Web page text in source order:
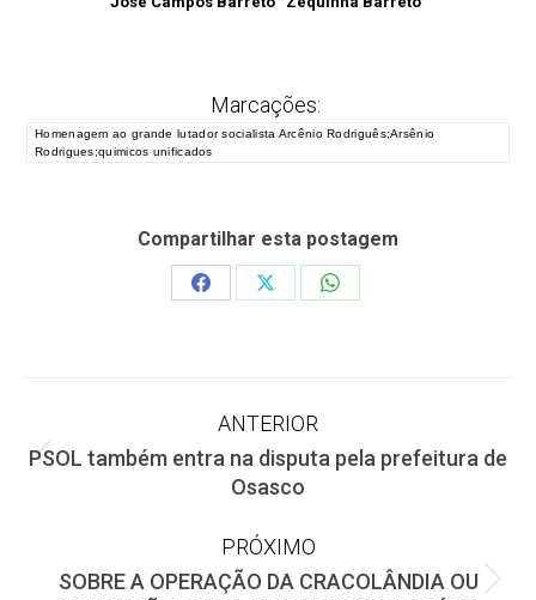
Marcações:
Homenagem ao grande lutador socialista Arcênio Rodriguês;Arsênio
Rodrigues;quimicos unificados
Compartilhar esta postagem
Share
Share
Share
Navegação
de
ANTERIOR
Post
anterior:
PSOL também entra na disputa pela prefeitura de
Osasco
PRÓXIMO
Próximo
SOBRE A OPERAÇÃO DA CRACOLÂNDIA OU